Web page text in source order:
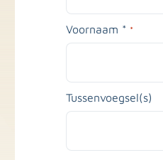
Voornaam * *
Tussenvoegsel(s)